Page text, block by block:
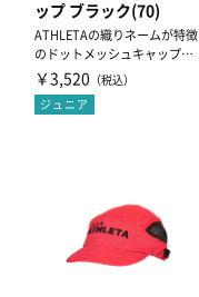
ップ ブラック(70)
ATHLETAの織りネームが特徴
のドットメッシュキャップで
す。通気性に優れたメッ...
￥3,520 （税込）
ジュニア